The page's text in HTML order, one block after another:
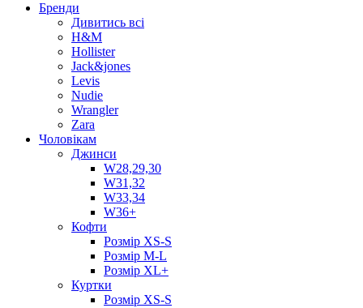
Бренди
Дивитись всі
H&M
Hollister
Jack&jones
Levis
Nudie
Wrangler
Zara
Чоловікам
Джинси
W28,29,30
W31,32
W33,34
W36+
Кофти
Розмір XS-S
Розмір M-L
Розмір XL+
Куртки
Розмір XS-S